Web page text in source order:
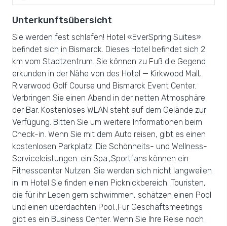
Unterkunftsübersicht
Sie werden fest schlafen! Hotel «EverSpring Suites»
befindet sich in Bismarck. Dieses Hotel befindet sich 2
km vom Stadtzentrum. Sie können zu Fuß die Gegend
erkunden in der Nähe von des Hotel — Kirkwood Mall,
Riverwood Golf Course und Bismarck Event Center.
Verbringen Sie einen Abend in der netten Atmosphäre
der Bar. Kostenloses WLAN steht auf dem Gelände zur
Verfügung. Bitten Sie um weitere Informationen beim
Check-in. Wenn Sie mit dem Auto reisen, gibt es einen
kostenlosen Parkplatz. Die Schönheits- und Wellness-
Serviceleistungen: ein Spa.,Sportfans können ein
Fitnesscenter Nutzen. Sie werden sich nicht langweilen
in im Hotel Sie finden einen Picknickbereich. Touristen,
die für ihr Leben gern schwimmen, schätzen einen Pool
und einen überdachten Pool.,Für Geschäftsmeetings
gibt es ein Business Center. Wenn Sie Ihre Reise noch